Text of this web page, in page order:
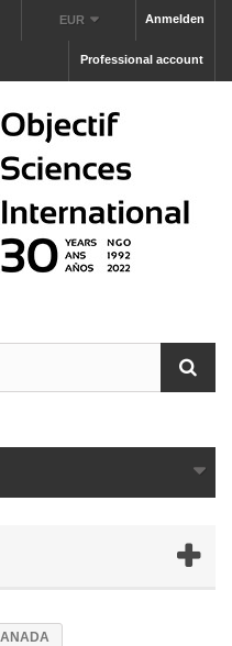
Anmelden
EUR
Professional account